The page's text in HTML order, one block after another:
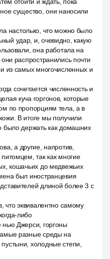
существо, они наносили
настолько, что можно было
удар, и, очевидно, какую
она работала на
распространились почти
из самых многочисленных и
сочетается численность и
куча горгонов, которые
по пропорциям тела, а в
В итоге мы получили
было держать как домашних
а другие, напротив,
так как многие
кошачьих до медвежьих
был иностранцевия
длиной более 3 с
что эквивалентно самому
либо
нью Джерси, горгоны
разные среды на
холодные степи,